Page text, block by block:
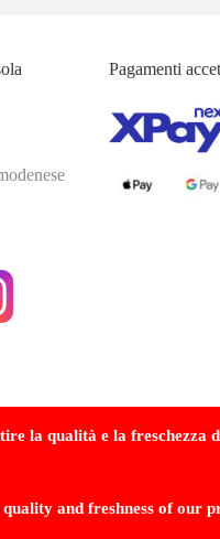
la qualità e la freschezza
and freshness of our
Pagamenti